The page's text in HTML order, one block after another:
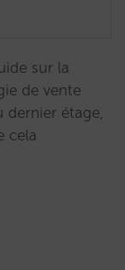
sur la
de vente
dernier étage,
cela